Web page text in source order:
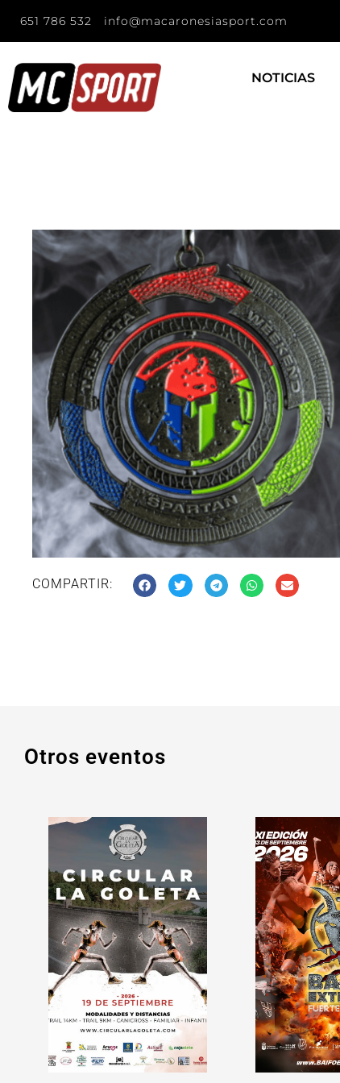
651 786 532 info@macaronesiasport.com
NOTICIAS
COMPARTIR:
Otros eventos